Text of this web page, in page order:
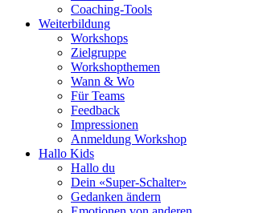
Coaching-Tools
Weiterbildung
Workshops
Zielgruppe
Workshopthemen
Wann & Wo
Für Teams
Feedback
Impressionen
Anmeldung Workshop
Hallo Kids
Hallo du
Dein «Super-Schalter»
Gedanken ändern